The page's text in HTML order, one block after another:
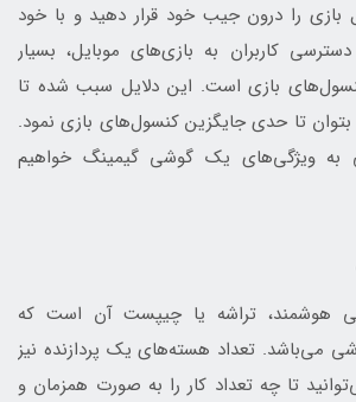
بازی را درون جیب خود قرار دهید و با خود
کاربران به بازی‌های موبایل، بسیار
کنسول‌های بازی است. این دلایل سبب شده تا
تا حدی جایگزین کنسول‌های بازی نمود.
ویژگی‌های یک گوشی گیمینگ خواهیم
هوشمند، تراشه یا چیپست آن است که
می‌باشد. تعداد هسته‌های یک پردازنده نیز
تا چه تعداد کار را به صورت همزمان و